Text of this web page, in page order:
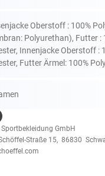
Oberstoff : 100%
Polyurethan), Futter :
Innenjacke Oberstoff :
Futter Ärmel: 100%
GmbH
Straße 15, 86830